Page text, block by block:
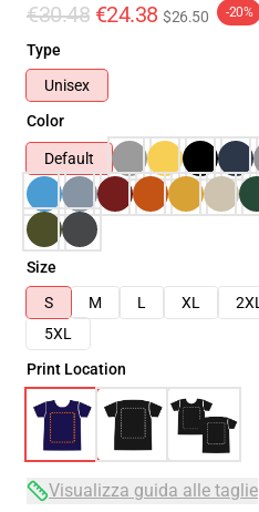
€30.48 €24.38 $26.50 -20%
Type
Unisex
Color
Default
Size
S
M L XL 2XL
5XL
Print Location
Visualizza guida alle taglie